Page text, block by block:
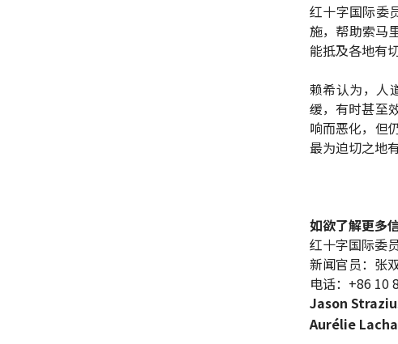
红十字国际委
施，帮助索马
能抵及各地有
赖希认为，人
缓，有时甚至
响而恶化，但
最为迫切之地
如欲了解更多
红十字国际委
新闻官员：张
电话：+86 10
Jason
Aurélie